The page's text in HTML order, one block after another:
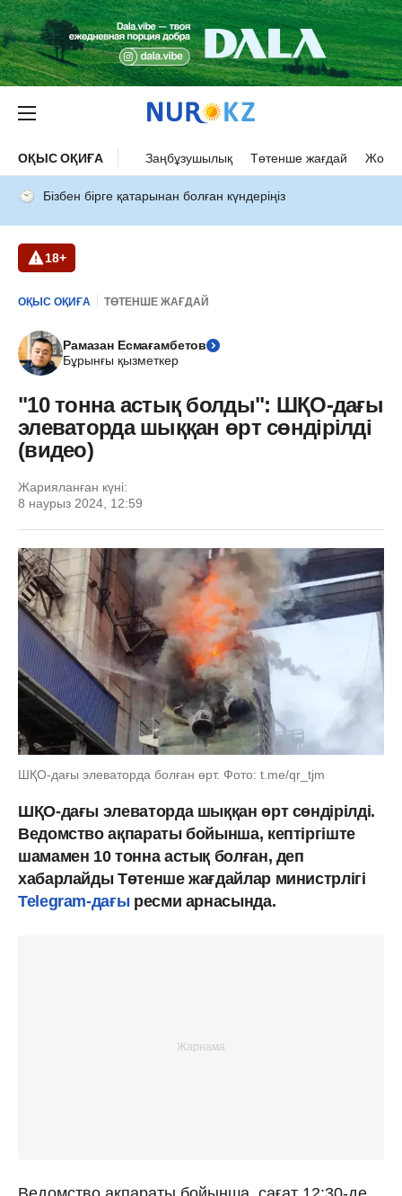
ОҚЫС ОҚИҒА Заңбұзушылық Төтенше жағдай Жол
Бізбен бірге қатарынан болған күндеріңіз
18+
ОҚЫС ОҚИҒА ТӨТЕНШЕ ЖАҒДАЙ
Рамазан Есмағамбетов
Бұрынғы қызметкер
"10 тонна астық болды": ШҚО-дағы
элеваторда шыққан өрт сөндірілді
(видео)
Жарияланған күні:
8 наурыз 2024, 12:59
ШҚО-дағы элеваторда болған өрт. Фото: t.me/qr_tjm
ШҚО-дағы элеваторда шыққан өрт сөндірілді.
Ведомство ақпараты бойынша, кептіргіште
шамамен 10 тонна астық болған, деп
хабарлайды Төтенше жағдайлар министрлігі
Telegram-дағыресми арнасында.